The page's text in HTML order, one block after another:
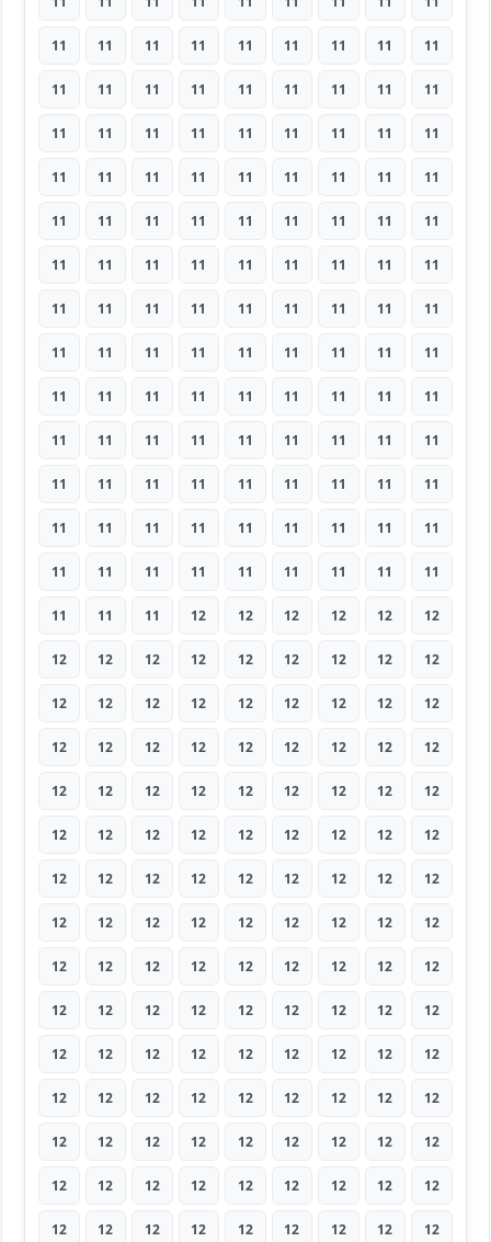
11 11 11 11 11 11 11 11 11
11 11 11 11 11 11 11 11 11
11 11 11 11 11 11 11 11 11
11 11 11 11 11 11 11 11 11
11 11 11 11 11 11 11 11 11
11 11 11 11 11 11 11 11 11
11 11 11 11 11 11 11 11 11
11 11 11 11 11 11 11 11 11
11 11 11 11 11 11 11 11 11
11 11 11 11 11 11 11 11 11
11 11 11 11 11 11 11 11 11
11 11 11 11 11 11 11 11 11
11 11 11 11 11 11 11 11 11
11 11 11 12 12 12 12 12 12
12 12 12 12 12 12 12 12 12
12 12 12 12 12 12 12 12 12
12 12 12 12 12 12 12 12 12
12 12 12 12 12 12 12 12 12
12 12 12 12 12 12 12 12 12
12 12 12 12 12 12 12 12 12
12 12 12 12 12 12 12 12 12
12 12 12 12 12 12 12 12 12
12 12 12 12 12 12 12 12 12
12 12 12 12 12 12 12 12 12
12 12 12 12 12 12 12 12 12
12 12 12 12 12 12 12 12 12
12 12 12 12 12 12 12 12 12
12 12 12 12 12 12 12 12 12